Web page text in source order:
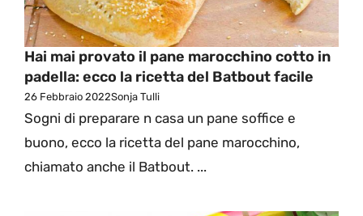
Hai mai provato il pane marocchino cotto in
padella: ecco la ricetta del Batbout facile
26 Febbraio 2022Sonja Tulli
Sogni di preparare n casa un pane soffice e
buono, ecco la ricetta del pane marocchino,
chiamato anche il Batbout. ...